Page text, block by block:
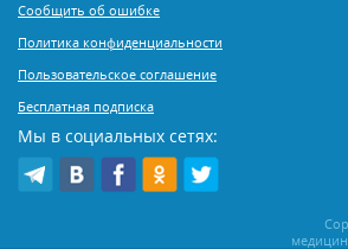
Сообщить об ошибке
Политика конфиденциальности
Пользовательское соглашение
Бесплатная подписка
Мы в социальных сетях: